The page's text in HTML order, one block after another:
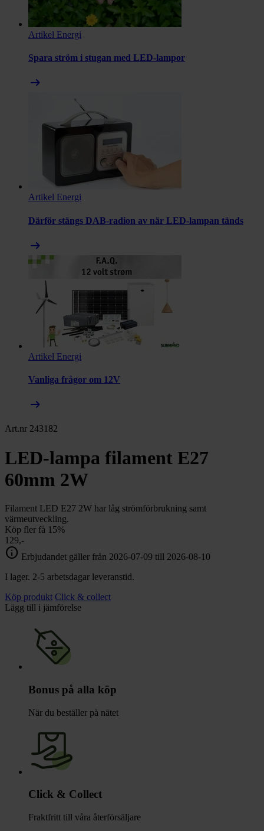
Artikel Energi
Spara ström i stugan med LED-lampor
arrow_right_alt
Artikel Energi
Därför stängs DAB-radion av när LED-lampan tänds
arrow_right_alt
Artikel Energi
Vanliga frågor om 12V
arrow_right_alt
Art.nr 243182
LED-lampa filament E27
60mm 2W
Filament LED E27 2W har låg strömförbrukning samt
värmeutveckling.
Köp fler få 15%
129,-
info Erbjudandet gäller från 2026-07-09 till 2026-08-10
I lager. 2-5 arbetsdagar leveranstid.
Köp produkt Click & collect
Lägg till i jämförelse
Bonus på alla köp
När du beställer på nätet
Click & Collect
Fraktfritt till våra återförsäljare